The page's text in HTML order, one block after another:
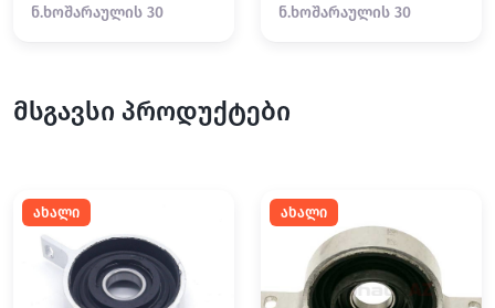
ნ.ხოშარაულის 30
ნ.ხოშარაულის 30
მსგავსი პროდუქტები
ახალი ახალი